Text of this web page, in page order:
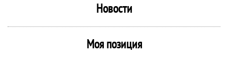
Новости
Моя позиция